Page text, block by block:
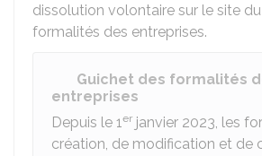
dissolution volontaire sur le site
formalités des entreprises.
Guichet des formalités
entreprises
Depuis le 1er janvier 2023, les
création, de modification et de